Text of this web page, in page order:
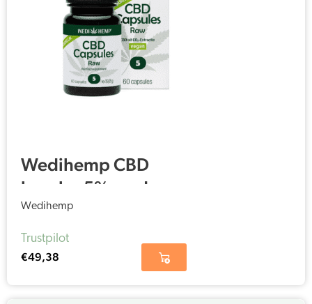
Wedihemp CBD
kapsler 5% med
hampefrø olie (60
stk)
Wedihemp
Trustpilot
€49,38